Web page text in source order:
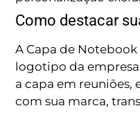
Como destacar
A Capa de
logotipo da
a capa em reuniões,
com sua marca,